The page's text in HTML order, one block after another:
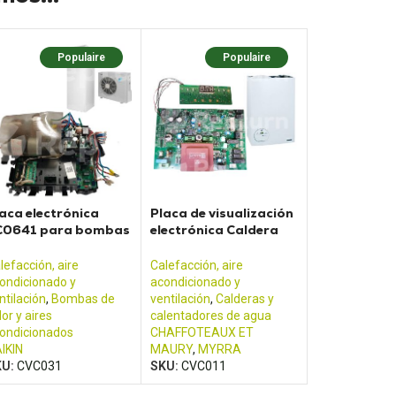
Populaire
electrónica
para bombas
aire
y
, Bombas de
y aires
CVC031
Populaire
Placa de visualización
electrónica Caldera
Calefacción, aire
acondicionado y
ventilación, Calderas y
calentadores de agua
CHAFFOTEAUX ET
MAURY, MYRRA
SKU:CVC011